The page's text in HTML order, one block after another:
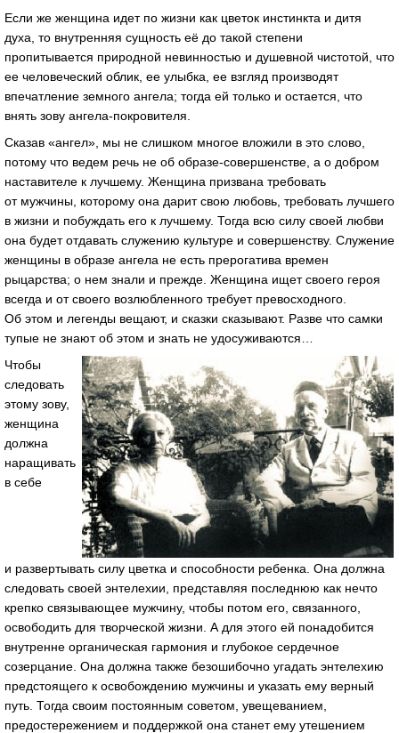
Если же женщина идет по жизни как цветок инстинкта и дитя
духа, то внутренняя сущность её до такой степени
пропитывается природной невинностью и душевной чистотой, что
ее человеческий облик, ее улыбка, ее взгляд производят
впечатление земного ангела; тогда ей только и остается, что
внять зову ангела-покровителя.
Сказав «ангел», мы не слишком многое вложили в это слово,
потому что ведем речь не об образе-совершенстве, а о добром
наставителе к лучшему. Женщина призвана требовать
от мужчины, которому она дарит свою любовь, требовать лучшего
в жизни и побуждать его к лучшему. Тогда всю силу своей любви
она будет отдавать служению культуре и совершенству. Служение
женщины в образе ангела не есть прерогатива времен
рыцарства; о нем знали и прежде. Женщина ищет своего героя
всегда и от своего возлюбленного требует превосходного.
Об этом и легенды вещают, и сказки сказывают. Разве что самки
тупые не знают об этом и знать не удосуживаются…
Чтобы
следовать
этому зову,
женщина
должна
наращивать
в себе
и развертывать силу цветка и способности ребенка. Она должна
следовать своей энтелехии, представляя последнюю как нечто
крепко связывающее мужчину, чтобы потом его, связанного,
освободить для творческой жизни. А для этого ей понадобится
внутренне органическая гармония и глубокое сердечное
созерцание. Она должна также безошибочно угадать энтелехию
предстоящего к освобождению мужчины и указать ему верный
путь. Тогда своим постоянным советом, увещеванием,
предостережением и поддержкой она станет ему утешением